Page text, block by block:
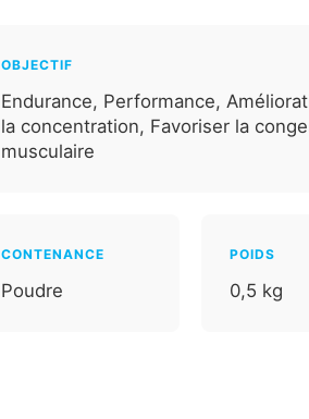
OBJECTIF
Endurance, Performance,
la concentration, Favoriser la
musculaire
CONTENANCE
Poudre
POIDS
0,5 kg